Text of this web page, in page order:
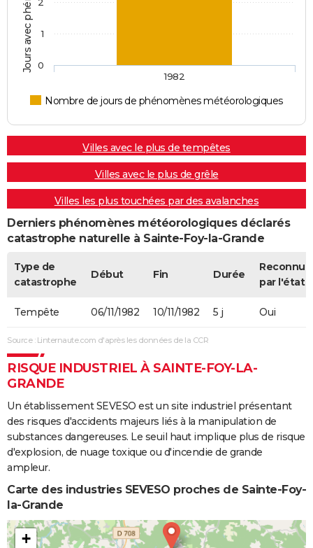
Nombre de jours de phénomènes météorologiques
1982
0
1
2
Villes avec le plus de tempêtes
Villes avec le plus de grêle
Villes les plus touchées par des avalanches
Derniers phénomènes météorologiques déclarés
catastrophe naturelle à Sainte-Foy-la-Grande
Type de
catastrophe
Début Fin Durée
Reconnue
par l'état
Tempête 06/11/1982 10/11/1982 5 j Oui
Source : Linternaute.com d'après les données de la CCR
RISQUE INDUSTRIEL À SAINTE-FOY-LA-
GRANDE
Un établissement SEVESO est un site industriel présentant
des risques d'accidents majeurs liés à la manipulation de
substances dangereuses. Le seuil haut implique plus de risque
d'explosion, de nuage toxique ou d'incendie de grande
ampleur.
Carte des industries SEVESO proches de Sainte-Foy-
la-Grande
+